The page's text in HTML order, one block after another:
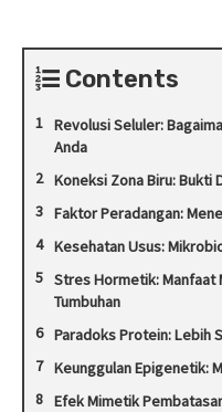
Contents
Revolusi Seluler:
Anda
Koneksi Zona Biru: Bukti
Faktor Peradangan:
Kesehatan Usus:
Stres Hormetik: Manfaat
Tumbuhan
Paradoks Protein: Lebih
Keunggulan Epigenetik:
Efek Mimetik